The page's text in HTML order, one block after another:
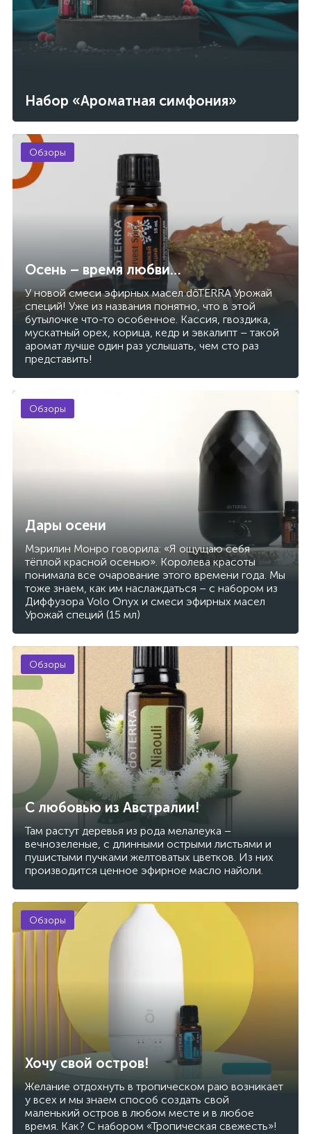
Набор «Ароматная симфония»
Осень – время любви…
У новой смеси эфирных масел dōTERRA Урожай
специй! Уже из названия понятно, что в этой
бутылочке что-то особенное. Кассия, гвоздика,
мускатный орех, корица, кедр и эвкалипт – такой
аромат лучше один раз услышать, чем сто раз
представить!
Обзоры
Дары осени
Мэрилин Монро говорила: «Я ощущаю себя
тёплой красной осенью». Королева красоты
понимала все очарование этого времени года. Мы
тоже знаем, как им наслаждаться – с набором из
Диффузора Volo Onyx и смеси эфирных масел
Урожай специй (15 мл)
Обзоры
С любовью из Австралии!
Там растут деревья из рода мелалеука –
вечнозеленые, с длинными острыми листьями и
пушистыми пучками желтоватых цветков. Из них
производится ценное эфирное масло найоли.
Обзоры
Хочу свой остров!
Желание отдохнуть в тропическом раю возникает
у всех и мы знаем способ создать свой
маленький остров в любом месте и в любое
время. Как? С набором «Тропическая свежесть»!
Обзоры